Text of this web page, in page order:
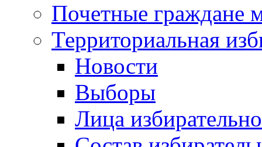
Почетные граждане
Территориальная
Новости
Выборы
Лица